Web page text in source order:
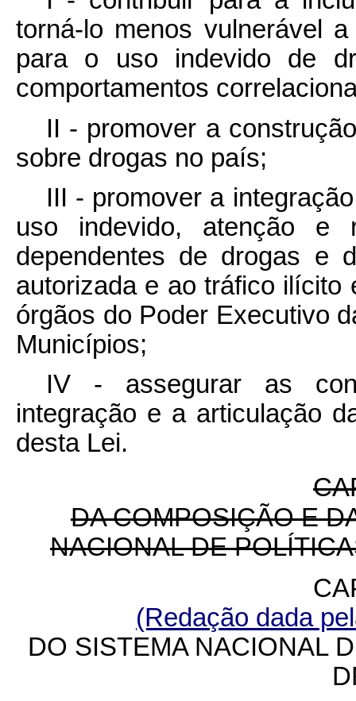
torná-lo menos vulnerável
para o uso indevido de
comportamentos
II - promover a
sobre drogas no país;
III - promover a
uso indevido, atenção e
dependentes de drogas e
autorizada e ao tráfico
órgãos do Poder Executivo
Municípios;
IV - assegurar as
integração e a articulação
desta Lei.
DA COMPOSIÇÃO E
NACIONAL DE
(Redação dada
DO SISTEMA NACIONAL